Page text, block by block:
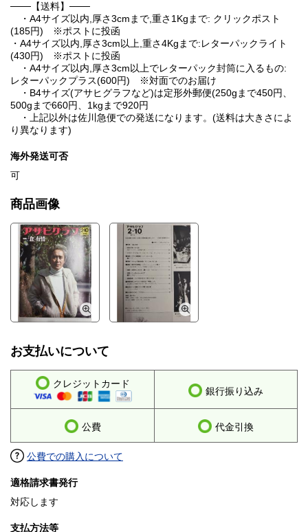
───【送料】───
・A4サイズ以内,厚さ3cmまで,重さ1Kgまで: クリックポスト
(185円) ※ポストに投函
・A4サイズ以内,厚さ3cm以上,重さ4Kgまで:レターパックライト
(430円) ※ポストに投函
・A4サイズ以内,厚さ3cm以上でレターパック封筒に入るもの:
レターパックプラス(600円) ※対面でのお届け
・B4サイズ(アサヒグラフなど)は定形外郵便(250gまで450円、
500gまで660円、1kgまで920円
・上記以外は佐川急便での発送になります。(送料は大きさによ
り異なります)
海外発送可否
可
商品画像
お支払いについて
クレジットカード
銀行振り込み
公費 代金引換
公費での購入について
適格請求書発行
対応します
支払方法等